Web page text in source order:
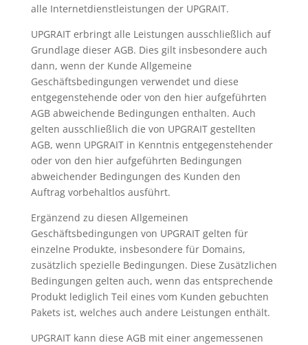
alle Internetdienstleistungen der UPGRAIT.
UPGRAIT erbringt alle Leistungen ausschließlich auf
Grundlage dieser AGB. Dies gilt insbesondere auch
dann, wenn der Kunde Allgemeine
Geschäftsbedingungen verwendet und diese
entgegenstehende oder von den hier aufgeführten
AGB abweichende Bedingungen enthalten. Auch
gelten ausschließlich die von UPGRAIT gestellten
AGB, wenn UPGRAIT in Kenntnis entgegenstehender
oder von den hier aufgeführten Bedingungen
abweichender Bedingungen des Kunden den
Auftrag vorbehaltlos ausführt.
Ergänzend zu diesen Allgemeinen
Geschäftsbedingungen von UPGRAIT gelten für
einzelne Produkte, insbesondere für Domains,
zusätzlich spezielle Bedingungen. Diese Zusätzlichen
Bedingungen gelten auch, wenn das entsprechende
Produkt lediglich Teil eines vom Kunden gebuchten
Pakets ist, welches auch andere Leistungen enthält.
UPGRAIT kann diese AGB mit einer angemessenen